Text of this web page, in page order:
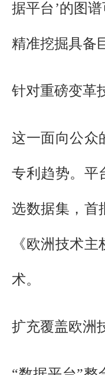
据平台’的图
精准挖掘具备
针对重磅变革
这一面向公众
专利趋势。平
选数据集，首
《欧洲技术
术。
扩充覆盖欧洲